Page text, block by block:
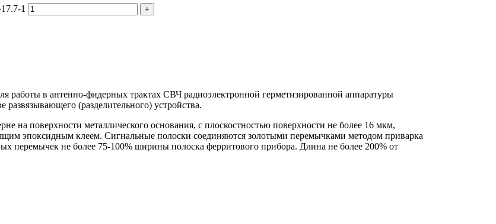
1
работы в антенно-фидерных трактах СВЧ радиоэлектронной герметизированной аппаратуры
(разделительного) устройства.
на поверхности металлического основания, с плоскостностью поверхности не более 16 мкм,
эпоксидным клеем. Сигнальные полоски соединяются золотыми перемычками методом приварка
перемычек не более 75-100% ширины полоска ферритового прибора. Длина не более 200% от